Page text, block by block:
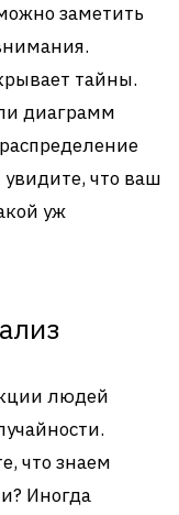
заметить
тайны.
диаграмм
что ваш
уж
людей
что знаем
Иногда